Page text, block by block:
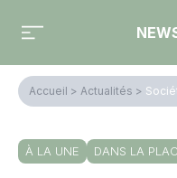
Accueil > Actualités >
À LA UNE DANS LA